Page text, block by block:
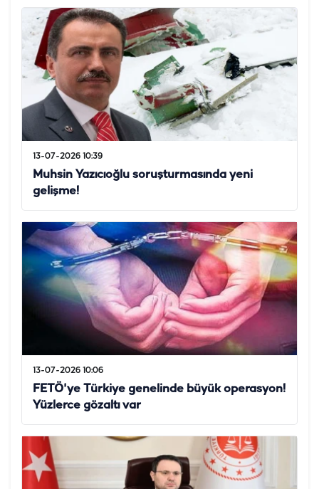
13-07-2026 10:39
Muhsin Yazıcıoğlu soruşturmasında yeni
gelişme!
13-07-2026 10:06
FETÖ'ye Türkiye genelinde büyük operasyon!
Yüzlerce gözaltı var